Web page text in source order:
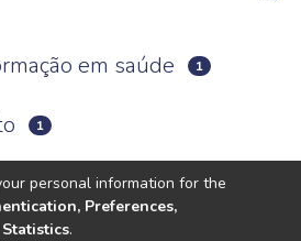
em saúde 1
1
15
personal information for the
Preferences,
.